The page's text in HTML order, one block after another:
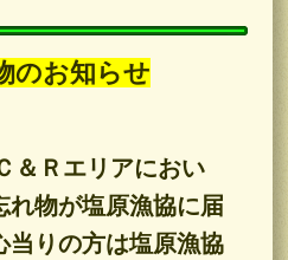
のお知らせ
＆Ｒエリアにおい
れ物が塩原漁協に届
当りの方は塩原漁協